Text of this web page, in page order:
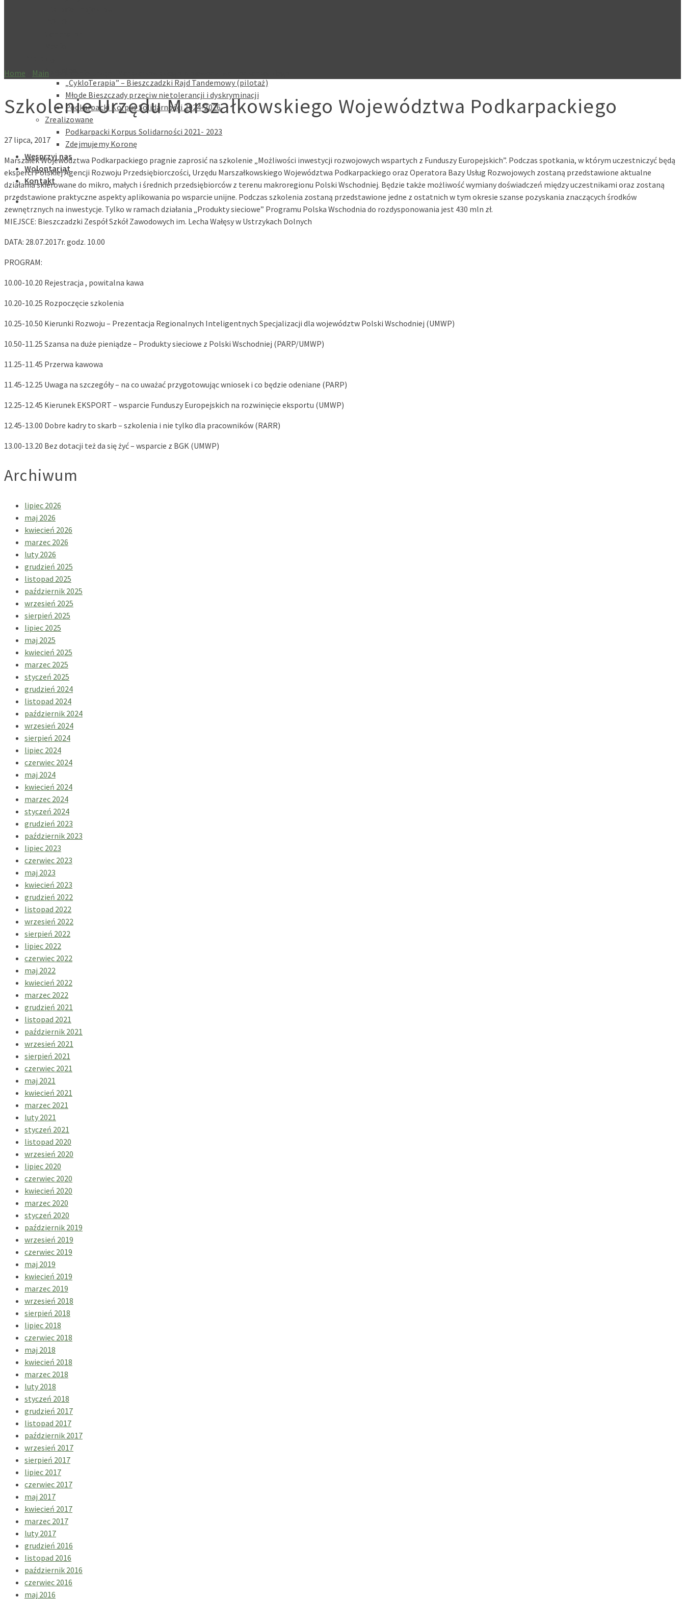
Aktualne
„CykloTerapia” – Bieszczadzki Rajd Tandemowy (pilotaż)
Młode Bieszczady przeciw nietolerancji i dyskryminacji
Podkarpacki Korpus Solidarności 2024-2026
Zrealizowane
Podkarpacki Korpus Solidarności 2021- 2023
Zdejmujemy Koronę
Wesprzyj nas
Wolontariat
Kontakt
Home Main
Szkolenie Urzędu Marszałkowskiego Województwa Podkarpackiego
27 lipca, 2017
Marszałek Województwa Podkarpackiego pragnie zaprosić na szkolenie „Możliwości inwestycji rozwojowych wspartych z Funduszy Europejskich”. Podczas spotkania, w którym uczestniczyć będą
eksperci Polskiej Agencji Rozwoju Przedsiębiorczości, Urzędu Marszałkowskiego Województwa Podkarpackiego oraz Operatora Bazy Usług Rozwojowych zostaną przedstawione aktualne
działania skierowane do mikro, małych i średnich przedsiębiorców z terenu makroregionu Polski Wschodniej. Będzie także możliwość wymiany doświadczeń między uczestnikami oraz zostaną
przedstawione praktyczne aspekty aplikowania po wsparcie unijne. Podczas szkolenia zostaną przedstawione jedne z ostatnich w tym okresie szanse pozyskania znaczących środków
zewnętrznych na inwestycje. Tylko w ramach działania „Produkty sieciowe” Programu Polska Wschodnia do rozdysponowania jest 430 mln zł.
MIEJSCE: Bieszczadzki Zespół Szkół Zawodowych im. Lecha Wałęsy w Ustrzykach Dolnych
DATA: 28.07.2017r. godz. 10.00
PROGRAM:
10.00-10.20 Rejestracja , powitalna kawa
10.20-10.25 Rozpoczęcie szkolenia
10.25-10.50 Kierunki Rozwoju – Prezentacja Regionalnych Inteligentnych Specjalizacji dla województw Polski Wschodniej (UMWP)
10.50-11.25 Szansa na duże pieniądze – Produkty sieciowe z Polski Wschodniej (PARP/UMWP)
11.25-11.45 Przerwa kawowa
11.45-12.25 Uwaga na szczegóły – na co uważać przygotowując wniosek i co będzie odeniane (PARP)
12.25-12.45 Kierunek EKSPORT – wsparcie Funduszy Europejskich na rozwinięcie eksportu (UMWP)
12.45-13.00 Dobre kadry to skarb – szkolenia i nie tylko dla pracowników (RARR)
13.00-13.20 Bez dotacji też da się żyć – wsparcie z BGK (UMWP)
Archiwum
lipiec 2026
maj 2026
kwiecień 2026
marzec 2026
luty 2026
grudzień 2025
listopad 2025
październik 2025
wrzesień 2025
sierpień 2025
lipiec 2025
maj 2025
kwiecień 2025
marzec 2025
styczeń 2025
grudzień 2024
listopad 2024
październik 2024
wrzesień 2024
sierpień 2024
lipiec 2024
czerwiec 2024
maj 2024
kwiecień 2024
marzec 2024
styczeń 2024
grudzień 2023
październik 2023
lipiec 2023
czerwiec 2023
maj 2023
kwiecień 2023
grudzień 2022
listopad 2022
wrzesień 2022
sierpień 2022
lipiec 2022
czerwiec 2022
maj 2022
kwiecień 2022
marzec 2022
grudzień 2021
listopad 2021
październik 2021
wrzesień 2021
sierpień 2021
czerwiec 2021
maj 2021
kwiecień 2021
marzec 2021
luty 2021
styczeń 2021
listopad 2020
wrzesień 2020
lipiec 2020
czerwiec 2020
kwiecień 2020
marzec 2020
styczeń 2020
październik 2019
wrzesień 2019
czerwiec 2019
maj 2019
kwiecień 2019
marzec 2019
wrzesień 2018
sierpień 2018
lipiec 2018
czerwiec 2018
maj 2018
kwiecień 2018
marzec 2018
luty 2018
styczeń 2018
grudzień 2017
listopad 2017
październik 2017
wrzesień 2017
sierpień 2017
lipiec 2017
czerwiec 2017
maj 2017
kwiecień 2017
marzec 2017
luty 2017
grudzień 2016
listopad 2016
październik 2016
czerwiec 2016
maj 2016